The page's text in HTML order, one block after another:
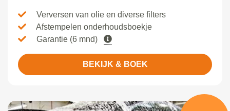
Verversen van olie en diverse filters
Afstempelen onderhoudsboekje
Garantie (6 mnd)
BEKIJK & BOEK